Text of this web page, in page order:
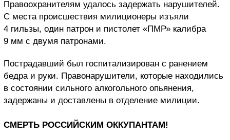
Правоохранителям удалось задержать нарушителей.
С места происшествия милиционеры изъяли
4 гильзы, один патрон и пистолет «ПМР» калибра
9 мм с двумя патронами.
Пострадавший был госпитализирован с ранением
бедра и руки. Правонарушители, которые находились
в состоянии сильного алкогольного опьянения,
задержаны и доставлены в отделение милиции.
СМЕРТЬ РОССИЙСКИМ ОККУПАНТАМ!